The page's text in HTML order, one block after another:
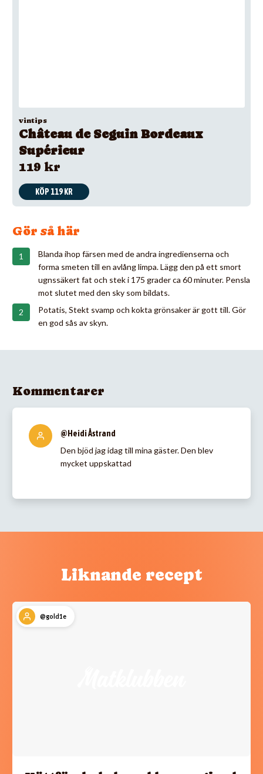
vintips
Château de Seguin Bordeaux
Supérieur
119 kr
KÖP 119 KR
Gör så här
Blanda ihop färsen med de andra ingredienserna och
forma smeten till en avlång limpa. Lägg den på ett smort
ugnssäkert fat och stek i 175 grader ca 60 minuter. Pensla
mot slutet med den sky som bildats.
Potatis, Stekt svamp och kokta grönsaker är gott till. Gör
en god sås av skyn.
Kommentarer
@Heidi Åstrand
Den bjöd jag idag till mina gäster. Den blev
mycket uppskattad
Liknande recept
@gold1e